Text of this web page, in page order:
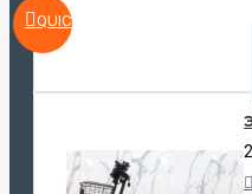
QUICKVIEW